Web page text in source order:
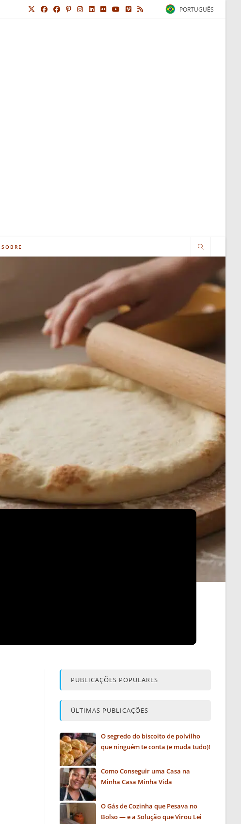
PORTUGUÊS
SOBRE
PUBLICAÇÕES POPULARES
ÚLTIMAS PUBLICAÇÕES
O segredo do biscoito de polvilho
que ninguém te conta (e muda tudo)!
Como Conseguir uma Casa na
Minha Casa Minha Vida
O Gás de Cozinha que Pesava no
Bolso — e a Solução que Virou Lei